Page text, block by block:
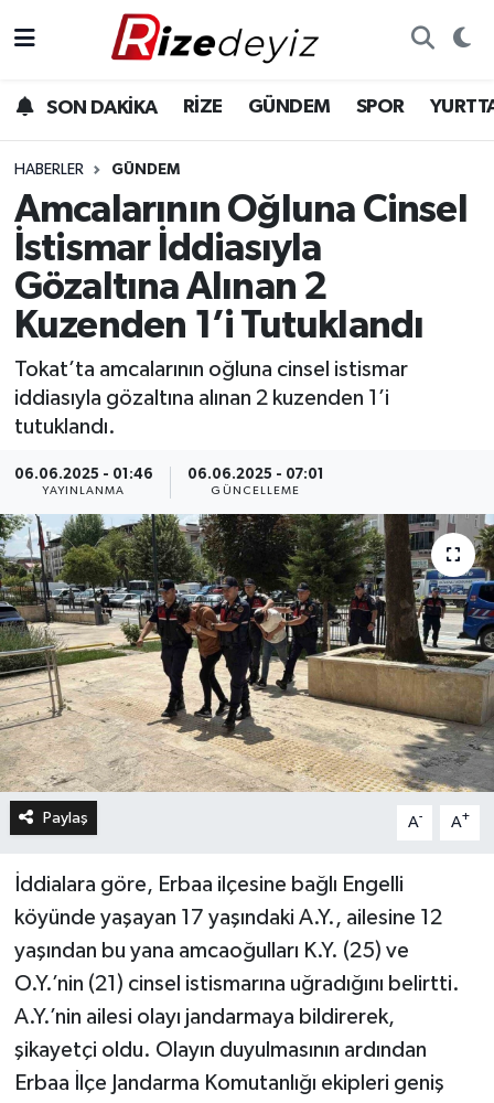
SON DAKİKA RİZE GÜNDEM SPOR
HABERLER GÜNDEM
Amcalarının Oğluna Cinsel
İstismar İddiasıyla
Gözaltına Alınan 2
Kuzenden 1’i Tutuklandı
Tokat’ta amcalarının oğluna cinsel istismar
iddiasıyla gözaltına alınan 2 kuzenden 1’i
tutuklandı.
06.06.2025 - 01:46
YAYINLANMA
06.06.2025 - 07:01
GÜNCELLEME
Paylaş A- A+
İddialara göre, Erbaa ilçesine bağlı Engelli
köyünde yaşayan 17 yaşındaki A.Y., ailesine 12
yaşından bu yana amcaoğulları K.Y. (25) ve
O.Y.’nin (21) cinsel istismarına uğradığını belirtti.
A.Y.’nin ailesi olayı jandarmaya bildirerek,
şikayetçi oldu. Olayın duyulmasının ardından
Erbaa İlçe Jandarma Komutanlığı ekipleri geniş
Gündem
Yurttan Haberler
Ekonomi
Teknoloji
Sağlık
Rize Hava Durumu
Rize Trafik Yoğunluk Haritası
Süper Lig Puan Durumu ve Fikstür
Tüm Manşetler
Son Dakika Haberleri
Haber Arşivi